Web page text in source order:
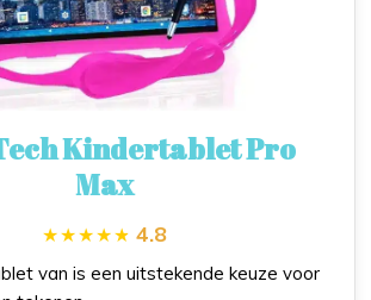
Kindertablet Pro
Max
4.8
van is een uitstekende keuze voor